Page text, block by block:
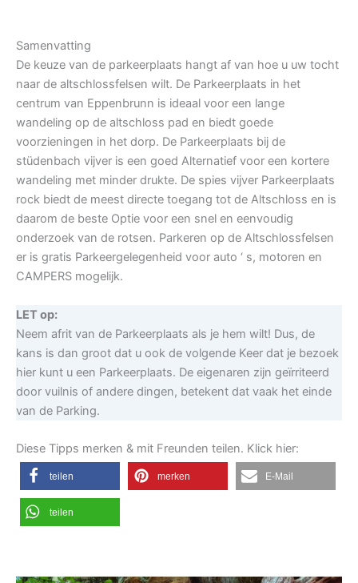
Samenvatting
De keuze van de parkeerplaats hangt af van hoe u uw tocht
naar de altschlossfelsen wilt. De Parkeerplaats in het
centrum van Eppenbrunn is ideaal voor een lange
wandeling op de altschloss pad en biedt goede
voorzieningen in het dorp. De Parkeerplaats bij de
stüdenbach vijver is een goed Alternatief voor een kortere
wandeling met minder drukte. De spies vijver Parkeerplaats
rock biedt de meest directe toegang tot de Altschloss en is
daarom de beste Optie voor een snel en eenvoudig
onderzoek van de rotsen. Parkeren op de Altschlossfelsen
er is gratis Parkeergelegenheid voor auto ‘ s, motoren en
CAMPERS mogelijk.
LET op:
Neem afrit van de Parkeerplaats als je hem wilt! Dus, de
kans is dan groot dat u ook de volgende Keer dat je bezoek
hier kunt u een Parkeerplaats. De eigenaren zijn geïrriteerd
door vuilnis of andere dingen, betekent dat vaak het einde
van de Parking.
Diese Tipps merken & mit Freunden teilen. Klick hier:
teilen merken E-Mail
teilen